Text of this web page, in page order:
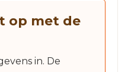
op met de
in. De